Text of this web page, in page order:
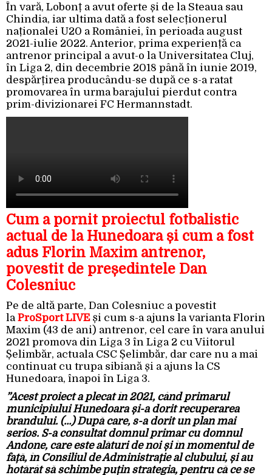
În vară, Lobonț a avut oferte și de la Steaua sau
Chindia, iar ultima dată a fost selecționerul
naționalei U20 a României, în perioada august
2021-iulie 2022. Anterior, prima experiență ca
antrenor principal a avut-o la Universitatea Cluj,
în Liga 2, din decembrie 2018 până în iunie 2019,
despărțirea producându-se după ce s-a ratat
promovarea în urma barajului pierdut contra
prim-divizionarei FC Hermannstadt.
Cum a pornit proiectul fotbalistic
actual de la Hunedoara și cum a fost
adus Florin Maxim antrenor,
povestit de președintele Dan
Colesniuc
Pe de altă parte, Dan Colesniuc a povestit
la ProSport LIVE și cum s-a ajuns la varianta Florin
Maxim (43 de ani) antrenor, cel care în vara anului
2021 promova din Liga 3 în Liga 2 cu Viitorul
Șelimbăr, actuala CSC Șelimbăr, dar care nu a mai
continuat cu trupa sibiană și a ajuns la CS
Hunedoara, înapoi în Liga 3.
”Acest proiect a plecat în 2021, când primarul
municipiului Hunedoara și-a dorit recuperarea
brandului. (…) După care, s-a dorit un plan mai
serios. S-a consultat domnul primar cu domnul
Andone, care este alături de noi și în momentul de
față, în Consiliul de Administrație al clubului, și au
hotărât să schimbe puțin strategia, pentru că ce se